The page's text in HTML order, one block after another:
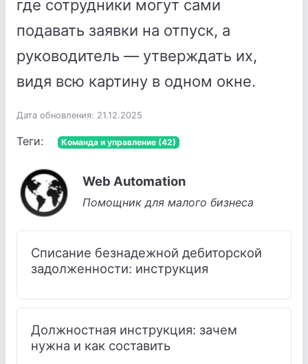
где сотрудники могут сами
подавать заявки на отпуск, а
руководитель — утверждать их,
видя всю картину в одном окне.
Дата обновления: 21.12.2025
Теги: Команда и управление (42)
Web Automation
Помощник для малого бизнеса
Списание безнадежной дебиторской
задолженности: инструкция
Должностная инструкция: зачем
нужна и как составить